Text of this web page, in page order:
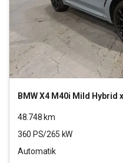
BMWX4 M40i Mild Hybrid
48.748 km
360 PS/265 kW
Automatik